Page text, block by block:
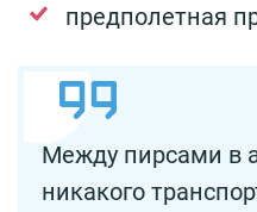
предполетная
Между пирсами в
никакого